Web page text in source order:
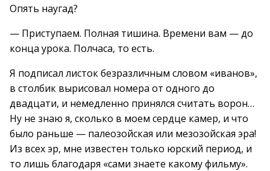
Опять наугад?
— Приступаем. Полная тишина. Времени вам — до
конца урока. Полчаса, то есть.
Я подписал листок безразличным словом «иванов»,
в столбик вырисовал номера от одного до
двадцати, и немедленно принялся считать ворон…
Ну не знаю я, сколько в моем сердце камер, и что
было раньше — палеозойская или мезозойская эра!
Из всех эр, мне известен только юрский период, и
то лишь благодаря «сами знаете какому фильму».